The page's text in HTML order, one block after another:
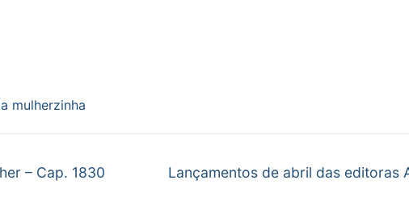
mulherzinha
– Cap. 1830
Próximo
Lançamentos de abril das editoras